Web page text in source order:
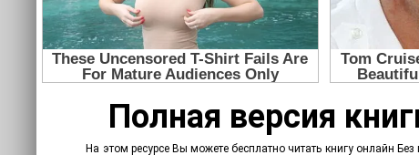
Полная версия
На этом ресурсе Вы можете бесплатно читать книгу онлайн